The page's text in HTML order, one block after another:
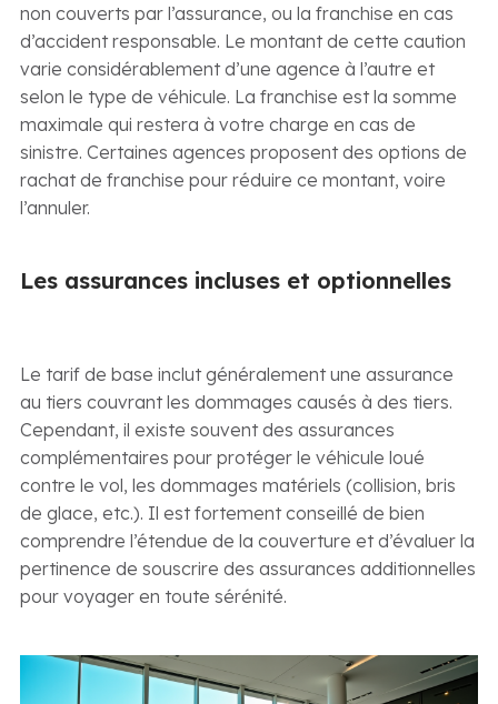
non couverts par l’assurance, ou la franchise en cas
d’accident responsable. Le montant de cette caution
varie considérablement d’une agence à l’autre et
selon le type de véhicule. La franchise est la somme
maximale qui restera à votre charge en cas de
sinistre. Certaines agences proposent des options de
rachat de franchise pour réduire ce montant, voire
l’annuler.
Les assurances incluses et optionnelles
Le tarif de base inclut généralement une assurance
au tiers couvrant les dommages causés à des tiers.
Cependant, il existe souvent des assurances
complémentaires pour protéger le véhicule loué
contre le vol, les dommages matériels (collision, bris
de glace, etc.). Il est fortement conseillé de bien
comprendre l’étendue de la couverture et d’évaluer la
pertinence de souscrire des assurances additionnelles
pour voyager en toute sérénité.